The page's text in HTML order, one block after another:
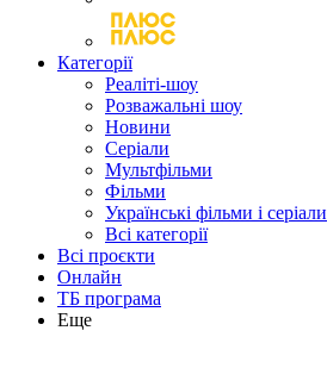
Категорії
Реаліті-шоу
Розважальні шоу
Новини
Серіали
Мультфільми
Фільми
Українські фільми і серіали
Всі категорії
Всі проєкти
Онлайн
ТБ програма
Еще